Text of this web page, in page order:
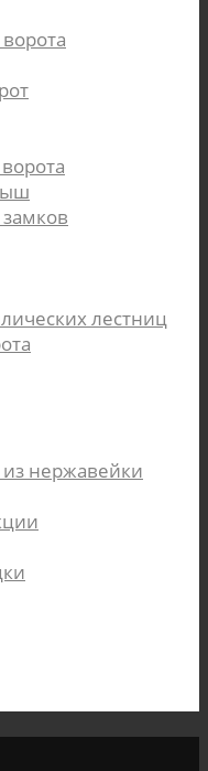
лестниц
нержавейки